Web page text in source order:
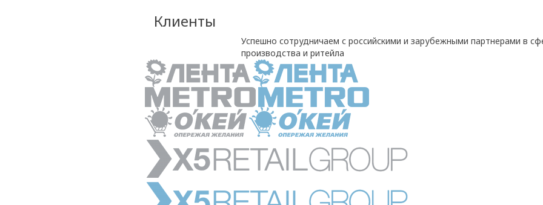
Клиенты
Успешно сотрудничаем с российскими и зарубежными партнерами в
производства и ритейла